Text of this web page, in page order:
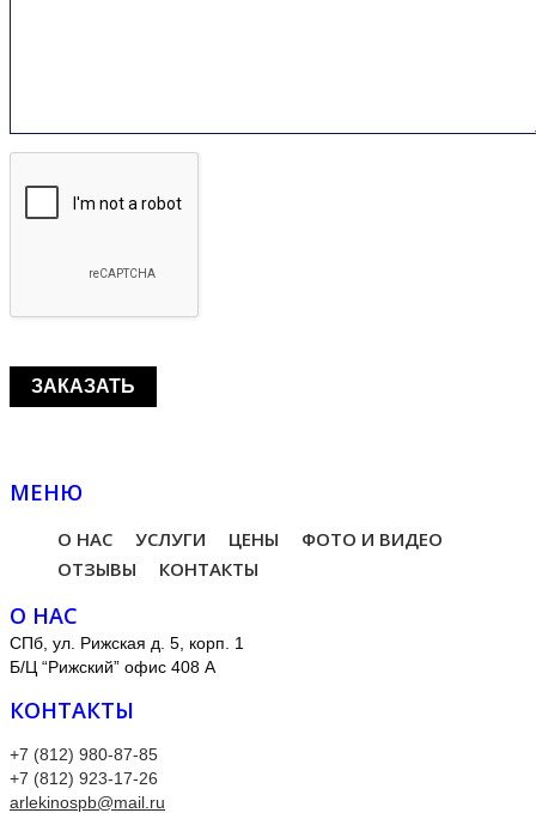
МЕНЮ
О НАС УСЛУГИ ЦЕНЫ
ФОТО И ВИДЕО
ОТЗЫВЫ
КОНТАКТЫ
О НАС
СПб, ул. Рижская д. 5, корп. 1
Б/Ц “Рижский” офис 408 А
КОНТАКТЫ
+7 (812) 980-87-85
+7 (812) 923-17-26
arlekinospb@mail.ru